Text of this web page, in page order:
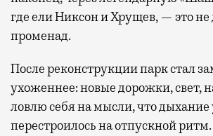
где ели Никсон и Хрущев, — это не
променад.
После реконструкции парк стал
ухоженнее: новые дорожки, свет,
ловлю себя на мысли, что
перестроилось на отпускной ритм.